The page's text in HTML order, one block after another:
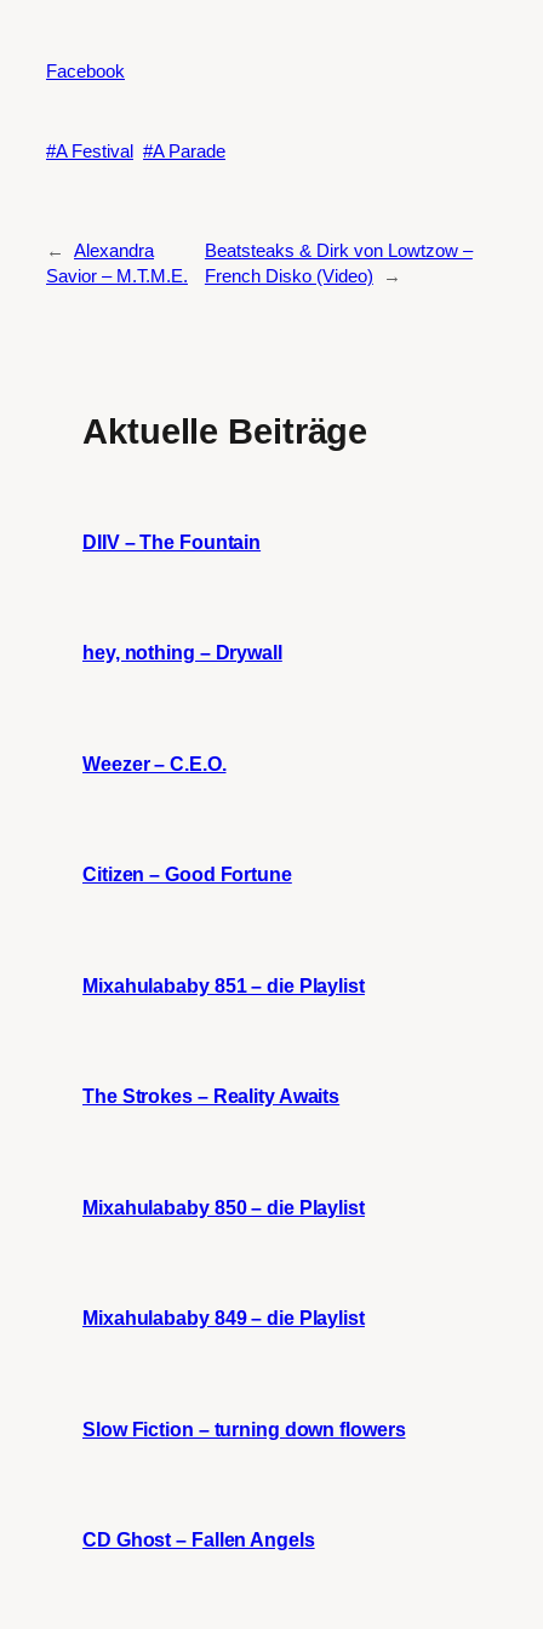
Facebook
A Festival A Parade
←
Alexandra
Savior – M.T.M.E.
Beatsteaks & Dirk von Lowtzow –
French Disko (Video)
→
Aktuelle Beiträge
DIIV – The Fountain
hey, nothing – Drywall
Weezer – C.E.O.
Citizen – Good Fortune
Mixahulababy 851 – die Playlist
The Strokes – Reality Awaits
Mixahulababy 850 – die Playlist
Mixahulababy 849 – die Playlist
Slow Fiction – turning down flowers
CD Ghost – Fallen Angels